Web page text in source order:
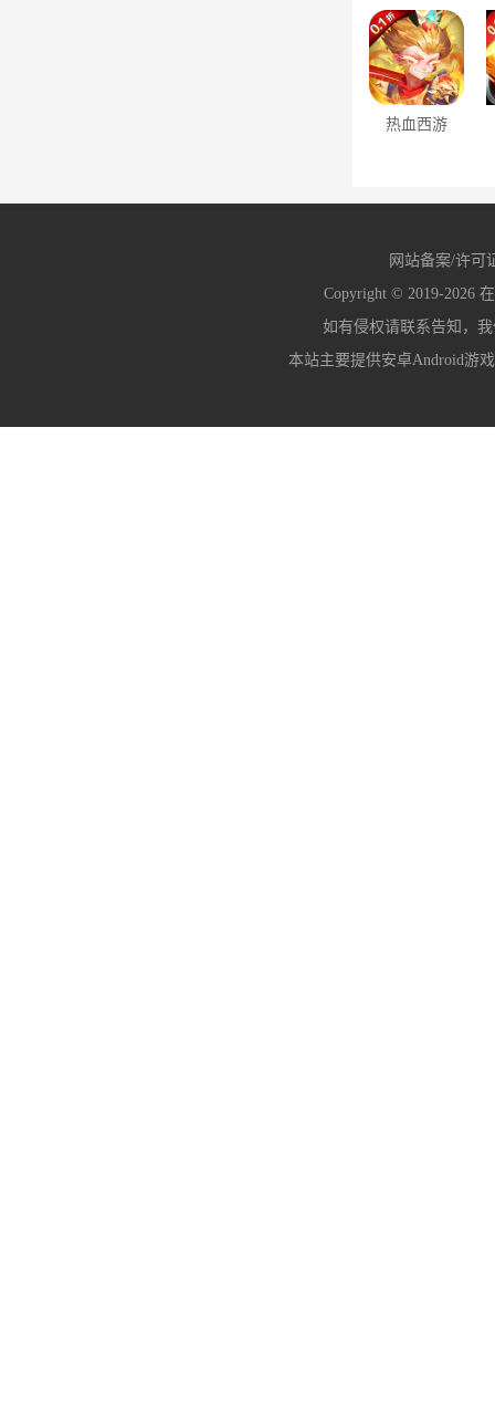
惠）
热血西游
网站备案/许可
Copyright © 2019-2026
如有侵权请联系告知，
本站主要提供安卓Android游